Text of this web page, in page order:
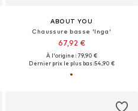
ABOUT YOU
Chaussure basse 'Inga'
67,92 €
À l'origine : 79,90 €
Dernier prix le plus bas :54,90 €